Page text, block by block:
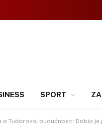
SPORT
o Tudorovoj budućnosti: Dobio je